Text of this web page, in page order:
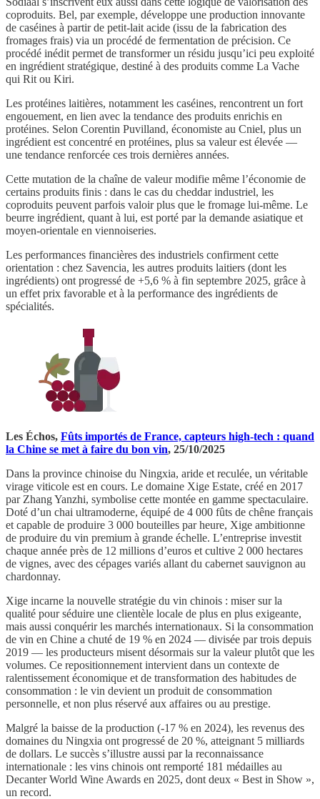
coproduits. Bel, par exemple, développe une production innovante
de caséines à partir de petit-lait acide (issu de la fabrication des
fromages frais) via un procédé de fermentation de précision. Ce
procédé inédit permet de transformer un résidu jusqu’ici peu exploité
en ingrédient stratégique, destiné à des produits comme La Vache
qui Rit ou Kiri.
Les protéines laitières, notamment les caséines, rencontrent un fort
engouement, en lien avec la tendance des produits enrichis en
protéines. Selon Corentin Puvilland, économiste au Cniel, plus un
ingrédient est concentré en protéines, plus sa valeur est élevée —
une tendance renforcée ces trois dernières années.
Cette mutation de la chaîne de valeur modifie même l’économie de
certains produits finis : dans le cas du cheddar industriel, les
coproduits peuvent parfois valoir plus que le fromage lui-même. Le
beurre ingrédient, quant à lui, est porté par la demande asiatique et
moyen-orientale en viennoiseries.
Les performances financières des industriels confirment cette
orientation : chez Savencia, les autres produits laitiers (dont les
ingrédients) ont progressé de +5,6 % à fin septembre 2025, grâce à
un effet prix favorable et à la performance des ingrédients de
spécialités.
Les Échos, Fûts importés de France, capteurs high-tech : quand
la Chine se met à faire du bon vin, 25/10/2025
Dans la province chinoise du Ningxia, aride et reculée, un véritable
virage viticole est en cours. Le domaine Xige Estate, créé en 2017
par Zhang Yanzhi, symbolise cette montée en gamme spectaculaire.
Doté d’un chai ultramoderne, équipé de 4 000 fûts de chêne français
et capable de produire 3 000 bouteilles par heure, Xige ambitionne
de produire du vin premium à grande échelle. L’entreprise investit
chaque année près de 12 millions d’euros et cultive 2 000 hectares
de vignes, avec des cépages variés allant du cabernet sauvignon au
chardonnay.
Xige incarne la nouvelle stratégie du vin chinois : miser sur la
qualité pour séduire une clientèle locale de plus en plus exigeante,
mais aussi conquérir les marchés internationaux. Si la consommation
de vin en Chine a chuté de 19 % en 2024 — divisée par trois depuis
2019 — les producteurs misent désormais sur la valeur plutôt que les
volumes. Ce repositionnement intervient dans un contexte de
ralentissement économique et de transformation des habitudes de
consommation : le vin devient un produit de consommation
personnelle, et non plus réservé aux affaires ou au prestige.
Malgré la baisse de la production (-17 % en 2024), les revenus des
domaines du Ningxia ont progressé de 20 %, atteignant 5 milliards
de dollars. Le succès s’illustre aussi par la reconnaissance
internationale : les vins chinois ont remporté 181 médailles au
Decanter World Wine Awards en 2025, dont deux « Best in Show »,
un record.